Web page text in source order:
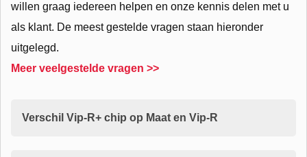
willen graag iedereen helpen en onze kennis delen met u
als klant. De meest gestelde vragen staan hieronder
uitgelegd.
Meer veelgestelde vragen >>
Verschil Vip-R+ chip op Maat en Vip-R